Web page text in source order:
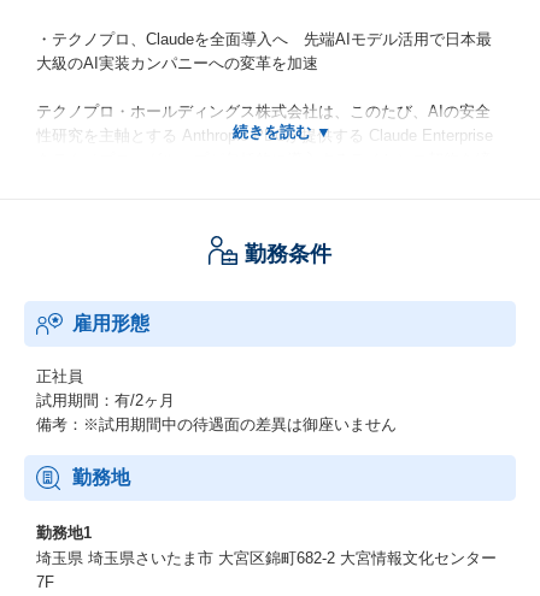
・テクノプロ、Claudeを全面導入へ 先端AIモデル活用で日本最
大級のAI実装カンパニーへの変革を加速
テクノプロ・ホールディングス株式会社は、このたび、AIの安全
性研究を主軸とする Anthropic PBCが提供する Claude Enterprise
ー』へのビジョン実現を力強く後押しするものです。
https://prtimes.jp/main/html/rd/p/000000006.000177691.html
・テクノプロ・ITだからこそ描けるエンジニアのキャリア像
2万人を超える技術者・研究者を擁するテクノプロ・グループ。こ
のうちIT領域を担うのが、テクノプロ・IT社。
全国31拠点で5000名以上のITエンジニアが活躍しており、あらゆ
近年、IT業界では人材不足が叫ばれており、技術者派遣をコア事
業とする同社としても大きな課題の1つとなっている。
そのため、テクノプロ・IT社では、ソリューションビジネスなど
新たな事業展開にも力を入れはじめています。
https://news.mynavi.jp/techplus/kikaku/20230614-2696748/
勤務条件
雇用形態
正社員
試用期間：有/2ヶ月
備考：※試用期間中の待遇面の差異は御座いません
勤務地
勤務地1
埼玉県 埼玉県さいたま市 大宮区錦町682-2 大宮情報文化センター
7F